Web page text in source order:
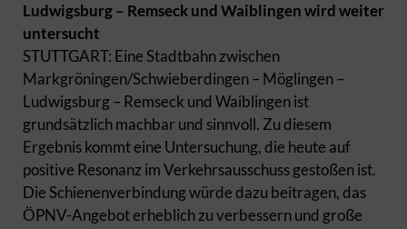
Ludwigsburg – Remseck und Waiblingen wird weiter
untersucht
STUTTGART: Eine Stadtbahn zwischen
Markgröningen/Schwieberdingen – Möglingen –
Ludwigsburg – Remseck und Waiblingen ist
grundsätzlich machbar und sinnvoll. Zu diesem
Ergebnis kommt eine Untersuchung, die heute auf
positive Resonanz im Verkehrsausschuss gestoßen ist.
Die Schienenverbindung würde dazu beitragen, das
ÖPNV-Angebot erheblich zu verbessern und große